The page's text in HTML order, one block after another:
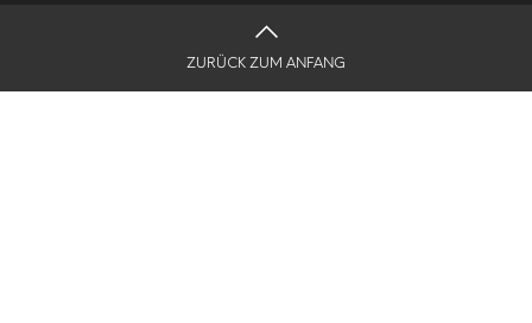
ZURÜCK ZUM ANFANG